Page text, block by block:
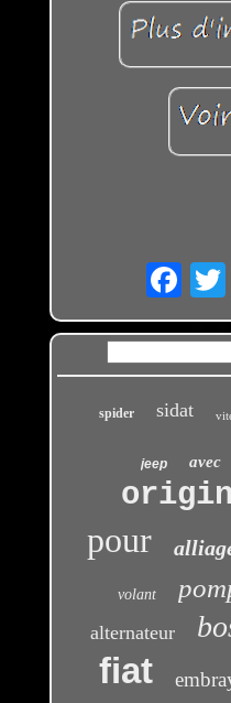
spider sidat
jeep avec
pour
volant
alternateur
fiat